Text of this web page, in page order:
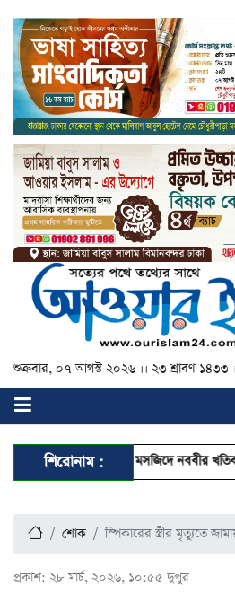
শুক্রবার, ০৭ আগস্ট ২০২৬ ।। ২৩ শ্রাবণ
শিরোনাম :
ঈমান ও সৎকর্ম: মসজিদে নববীর খতিব
শোক স্পিকারের স্ত্রীর মৃত্যুতে
প্রকাশ: ২৮ মার্চ, ২০২৬, ১০:৫৫ দুপুর